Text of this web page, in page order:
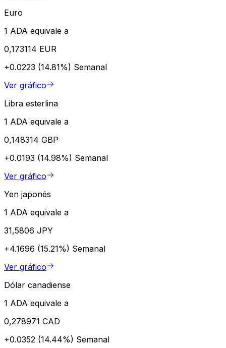
Euro
1 ADA equivale a
0,173114 EUR
+0.0223 (14.81%) Semanal
Ver gráfico
Libra esterlina
1 ADA equivale a
0,148314 GBP
+0.0193 (14.98%) Semanal
Ver gráfico
Yen japonés
1 ADA equivale a
31,5806 JPY
+4.1696 (15.21%) Semanal
Ver gráfico
Dólar canadiense
1 ADA equivale a
0,278971 CAD
+0.0352 (14.44%) Semanal